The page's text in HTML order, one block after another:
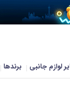
لوازم جانبی برندها